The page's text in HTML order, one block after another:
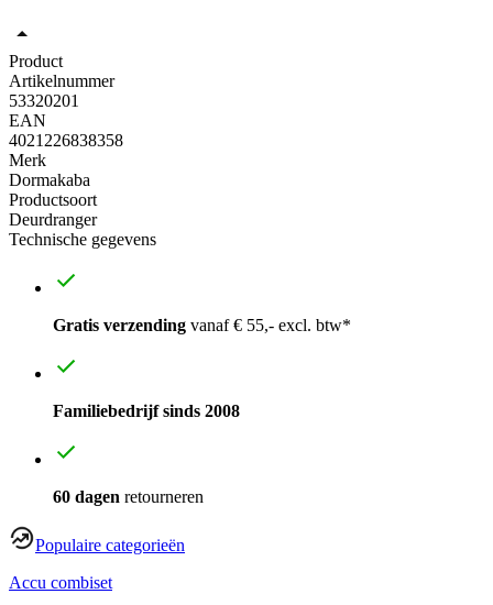
Product
Artikelnummer
53320201
EAN
4021226838358
Merk
Dormakaba
Productsoort
Deurdranger
Technische gegevens
Gratis verzending vanaf € 55,- excl. btw*
Familiebedrijf sinds 2008
60 dagen retourneren
Populaire categorieën
Accu combiset